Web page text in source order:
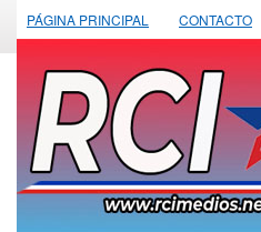
PÁGINA PRINCIPAL CONTACTO